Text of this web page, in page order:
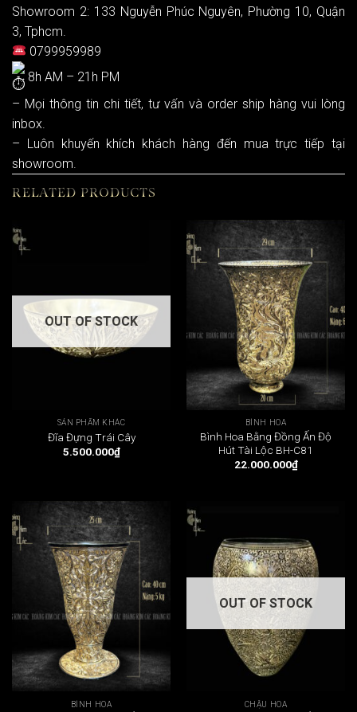
Showroom 2: 133 Nguyễn Phúc Nguyên, Phường 10, Quận
3, Tphcm.
0799959989
8h AM – 21h PM
– Mọi thông tin chi tiết, tư vấn và order ship hàng vui lòng
inbox.
– Luôn khuyến khích khách hàng đến mua trực tiếp tại
showroom.
RELATED PRODUCTS
OUT OF STOCK
SẢN PHẨM KHÁC
Đĩa Đựng Trái Cây
5.500.000₫
BÌNH HOA
Bình Hoa Bằng Đồng Ấn Độ
Hút Tài Lộc BH-C81
22.000.000₫
BÌNH HOA
OUT OF STOCK
CHẬU HOA